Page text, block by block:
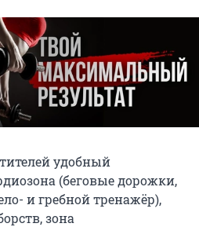
удобный
(беговые дорожки,
и гребной тренажёр),
зона